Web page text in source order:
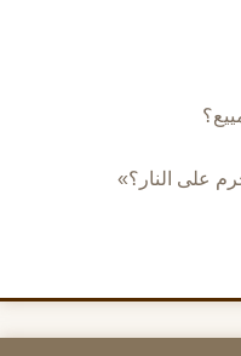
على النار؟»